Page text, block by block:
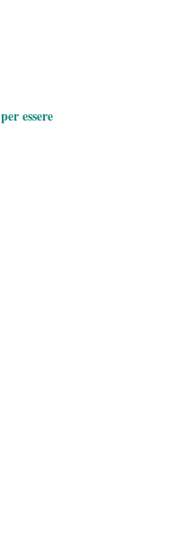
per essere